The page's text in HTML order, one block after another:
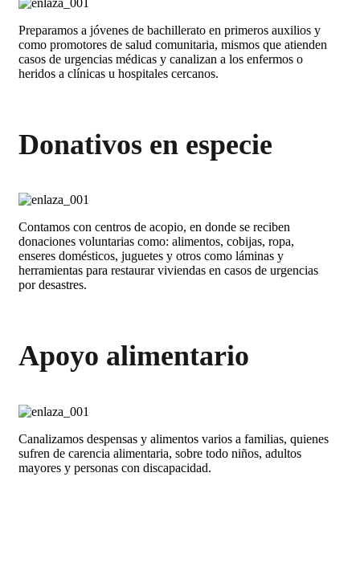
Preparamos a jóvenes de bachillerato en primeros auxilios y
como promotores de salud comunitaria, mismos que atienden
casos de urgencias médicas y canalizan a los enfermos o
heridos a clínicas u hospitales cercanos.
Donativos en especie
Contamos con centros de acopio, en donde se reciben
donaciones voluntarias como: alimentos, cobijas, ropa,
enseres domésticos, juguetes y otros como láminas y
herramientas para restaurar viviendas en casos de urgencias
por desastres.
Apoyo alimentario
Canalizamos despensas y alimentos varios a familias, quienes
sufren de carencia alimentaria, sobre todo niños, adultos
mayores y personas con discapacidad.